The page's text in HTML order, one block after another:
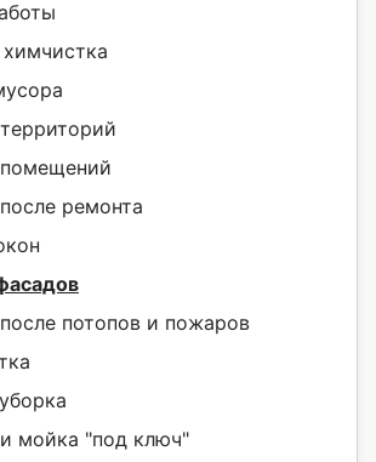
ремонта
потопов и пожаров
мойка "под ключ"